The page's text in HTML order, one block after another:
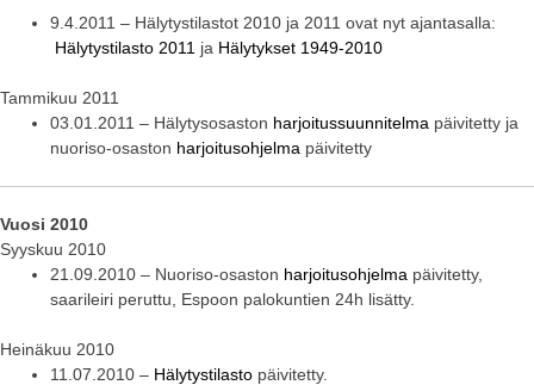
9.4.2011 – Hälytystilastot 2010 ja 2011 ovat nyt ajantasalla:
Hälytystilasto 2011 ja Hälytykset 1949-2010
Tammikuu 2011
03.01.2011 – Hälytysosaston harjoitussuunnitelma päivitetty ja
nuoriso-osaston harjoitusohjelma päivitetty
Vuosi 2010
Syyskuu 2010
21.09.2010 – Nuoriso-osaston harjoitusohjelma päivitetty,
saarileiri peruttu, Espoon palokuntien 24h lisätty.
Heinäkuu 2010
11.07.2010 – Hälytystilasto päivitetty.